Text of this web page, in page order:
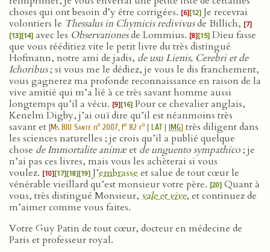
choses qui ont besoin d’y être corrigées. [6][12] Je recevrai
volontiers le Thessalus in Chymicis redivivusde Billich, [7]
[13][14] avec les Observationesde Lommius. [8][15] Dieu fasse
que vous rééditiez vite le petit livre du très distingué
Hofmann, notre ami de jadis, de usu Lienis, Cerebri et de
Ichoribus; si vous me le dédiez, je vous le dis franchement,
vous gagnerez ma profonde reconnaissance en raison de la
vive amitié qui m’a lié à ce très savant homme aussi
longtemps qu’il a vécu. [9][16] Pour ce chevalier anglais,
Kenelm Digby, j’ai ouï dire qu’il est néanmoins très
savant et [Ms BIU Santé no 2007, fo 82 ro | LAT| IMG] très diligent dans
les sciences naturelles ; je crois qu’il a publié quelque
chose de Immortalite animæet de unguento sympathico; je
n’ai pas ces livres, mais vous les achèterai si vous
voulez. [10][17][18][19] J’embrasse et salue de tout cœur le
vénérable vieillard qu’est monsieur votre père. [20] Quant à
vous, très distingué Monsieur, vale et vive, et continuez de
m’aimer comme vous faites.
Votre Guy Patin de tout cœur, docteur en médecine de
Paris et professeur royal.